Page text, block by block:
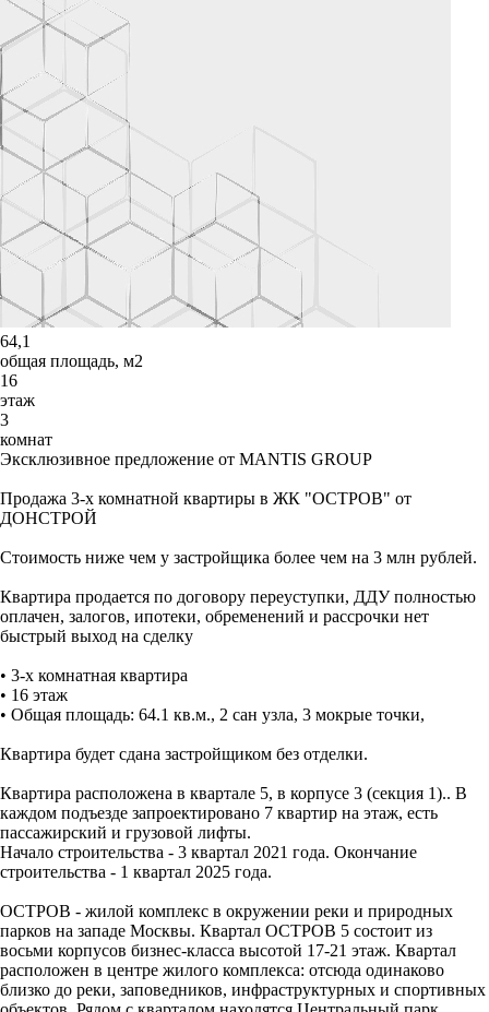
64,1
общая площадь, м2
16
этаж
3
комнат
Эксклюзивное предложение от MANTIS GROUP
Продажа 3-х комнатной квартиры в ЖК "ОСТРОВ" от
ДОНСТРОЙ
Стоимость ниже чем у застройщика более чем на 3 млн рублей.
Квартира продается по договору переуступки, ДДУ полностью
оплачен, залогов, ипотеки, обременений и рассрочки нет
быстрый выход на сделку
• 3-х комнатная квартира
• 16 этаж
• Общая площадь: 64.1 кв.м., 2 сан узла, 3 мокрые точки,
Квартира будет сдана застройщиком без отделки.
Квартира расположена в квартале 5, в корпусе 3 (секция 1).. В
каждом подъезде запроектировано 7 квартир на этаж, есть
пассажирский и грузовой лифты.
Начало строительства - 3 квартал 2021 года. Окончание
строительства - 1 квартал 2025 года.
ОСТРОВ - жилой комплекс в окружении реки и природных
парков на западе Москвы. Квартал ОСТРОВ 5 состоит из
восьми корпусов бизнес-класса высотой 17-21 этаж. Квартал
расположен в центре жилого комплекса: отсюда одинаково
близко до реки, заповедников, инфраструктурных и спортивных